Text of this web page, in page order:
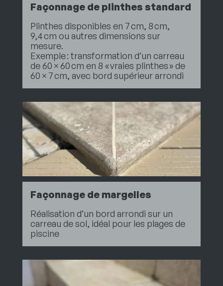
Façonnage de plinthes standard
Plinthes disponibles en 7 cm, 8 cm,
9,4 cm ou autres dimensions sur
mesure.
Exemple : transformation d’un carreau
de 60 × 60 cm en 8 « vraies plinthes » de
60 × 7 cm, avec bord supérieur arrondi
Façonnage de margelles
Réalisation d’un bord arrondi sur un
carreau de sol, idéal pour les plages de
piscine